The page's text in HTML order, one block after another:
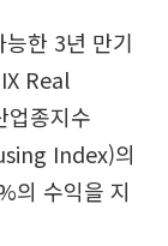
한 3년 만기
Real
종지수
Index)의
의 수익을 지